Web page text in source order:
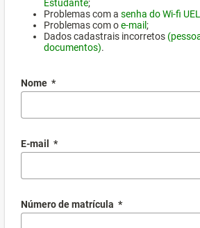
Estudante;
Problemas com a senha do Wi-fi UEL
Problemas com oe-mail;
Dados cadastrais incorretos
documentos).
Nome *
E-mail *
Número de matrícula *